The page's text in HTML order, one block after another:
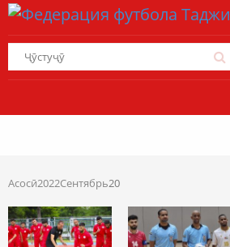
Асосӣ2022Сентябрь20